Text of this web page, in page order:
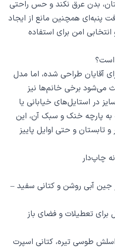
بدن عرق نکند و حس راحتی
پنبه‌ای همچنین مانع از ایجاد
امن برای استفاده
آقایان طراحی شده، اما مدل
می‌شود برخی خانم‌ها نیز
در استایل‌های خیابانی یا
به پارچه خنک و سبک آن، این
تابستان و حتی اوایل پاییز
چاپ‌دار
جین آبی روشن و کتانی سفید –
برای تعطیلات و فضای باز
طوسی تیره، کتانی اسپرت